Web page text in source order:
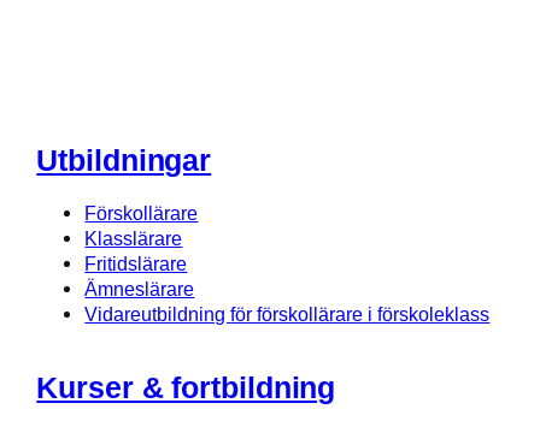
Utbildningar
Förskollärare
Klasslärare
Fritidslärare
Ämneslärare
Vidareutbildning för förskollärare i förskoleklass
Kurser & fortbildning